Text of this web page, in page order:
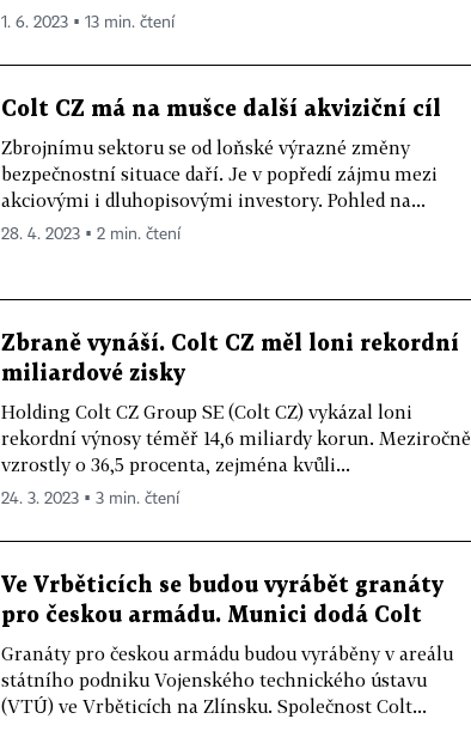
1. 6. 2023 ▪ 13 min. čtení
Colt CZ má na mušce další akviziční cíl
Zbrojnímu sektoru se od loňské výrazné změny
bezpečnostní situace daří. Je v popředí zájmu mezi
akciovými i dluhopisovými investory. Pohled na...
28. 4. 2023 ▪ 2 min. čtení
Zbraně vynáší. Colt CZ měl loni rekordní
miliardové zisky
Holding Colt CZ Group SE (Colt CZ) vykázal loni
rekordní výnosy téměř 14,6 miliardy korun. Meziročně
vzrostly o 36,5 procenta, zejména kvůli...
24. 3. 2023 ▪ 3 min. čtení
Ve Vrběticích se budou vyrábět granáty
pro českou armádu. Munici dodá Colt
Granáty pro českou armádu budou vyráběny v areálu
státního podniku Vojenského technického ústavu
(VTÚ) ve Vrběticích na Zlínsku. Společnost Colt...